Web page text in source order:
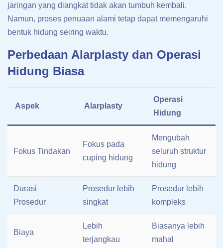
jaringan yang diangkat tidak akan tumbuh kembali.
Namun, proses penuaan alami tetap dapat memengaruhi
bentuk hidung seiring waktu.
Perbedaan Alarplasty dan Operasi
Hidung Biasa
Aspek Alarplasty
Operasi
Hidung
Fokus Tindakan
Fokus pada
cuping hidung
Mengubah
seluruh struktur
hidung
Durasi
Prosedur
Prosedur lebih
singkat
Prosedur lebih
kompleks
Biaya
Lebih
terjangkau
Biasanya lebih
mahal